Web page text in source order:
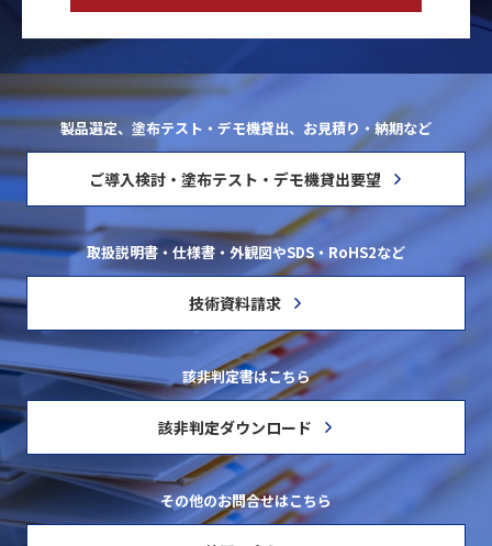
製品選定、塗布テスト・デモ機貸出、お見積り・納期など
ご導入検討・塗布テスト・デモ機貸出要望
取扱説明書・仕様書・外観図やSDS・RoHS2など
技術資料請求
該非判定書はこちら
該非判定ダウンロード
その他のお問合せはこちら